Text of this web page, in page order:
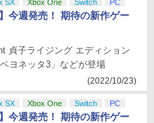
SX Xbox One Switch PC
今週発売！ 期待の新作ゲー
貞子ライジング エディション
ヨネッタ3」などが登場
(2022/10/23)
SX Xbox One Switch PC
今週発売！ 期待の新作ゲー